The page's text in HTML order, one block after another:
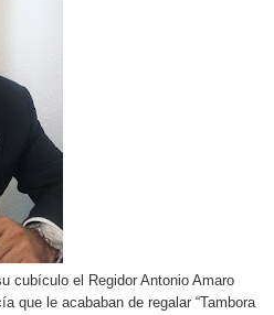
cubículo el Regidor Antonio Amaro
que le acababan de regalar “Tambora